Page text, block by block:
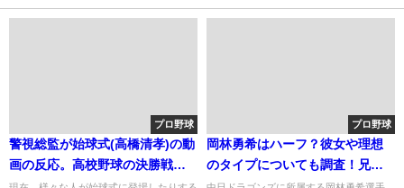
プロ野球
警視総監が始球式(高橋清孝)の動
画の反応。高校野球の決勝戦の
プロ野球
岡林勇希はハーフ？彼女や理想
のタイプについても調査！兄も